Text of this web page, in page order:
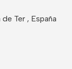
Ter , España